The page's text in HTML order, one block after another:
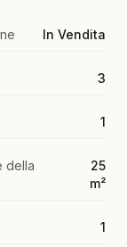
In Vendita
3
1
della
25
m²
1